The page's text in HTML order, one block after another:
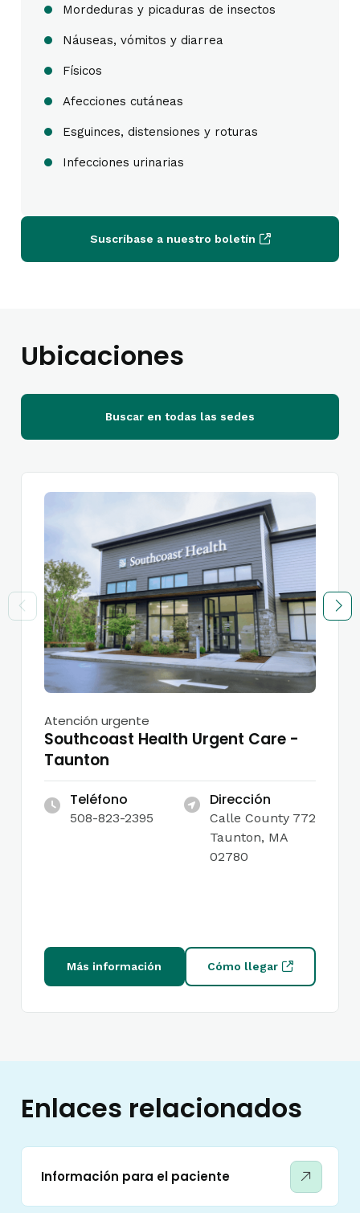
Mordeduras y picaduras de insectos
Náuseas, vómitos y diarrea
Físicos
Afecciones cutáneas
Esguinces, distensiones y roturas
Infecciones urinarias
Suscríbase a nuestro boletín
Ubicaciones
Buscar en todas las sedes
Atención urgente
Southcoast Health Urgent Care -
Taunton
Teléfono
508-823-2395
Dirección
Calle County 772
Taunton, MA
02780
Más información Cómo llegar
Enlaces relacionados
Información para el paciente